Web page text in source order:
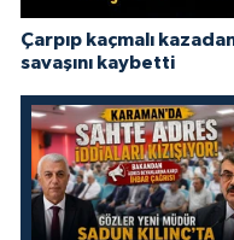
Çarpıp kaçmalı
savaşını kaybetti